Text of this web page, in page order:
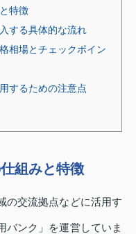
特徴
する具体的な流れ
相場とチェックポイン
するための注意点
組みと特徴
の交流拠点などに活用す
バンク」を運営していま